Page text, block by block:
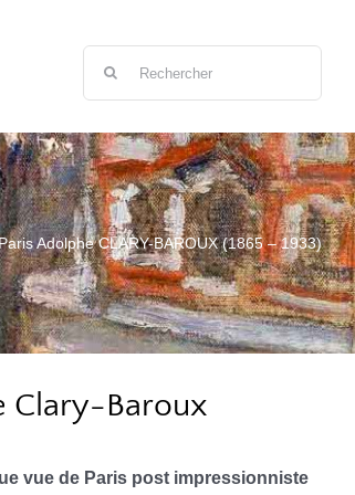
Adolphe CLARY-BAROUX (1865 – 1933)
Clary-Baroux
vue de Paris post impressionniste